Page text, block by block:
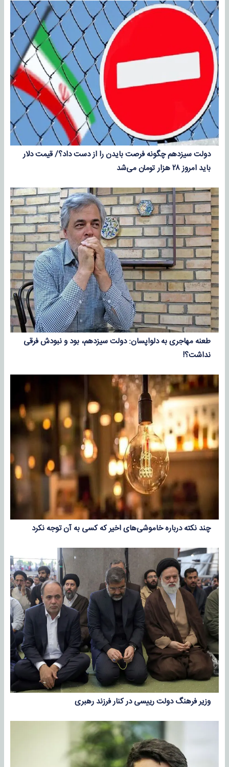
دولت سیزدهم چگونه فرصت بایدن را از دست داد؟/ قیمت دلار
باید امروز ۲۸ هزار تومان می‌شد
طعنه مهاجری به دلواپسان: دولت سیزدهم، بود و نبودش فرقی
نداشت؟!
چند نکته درباره خاموشی‌های اخیر که کسی به آن توجه نکرد
وزیر فرهنگ دولت رییسی در کنار فرزند رهبری